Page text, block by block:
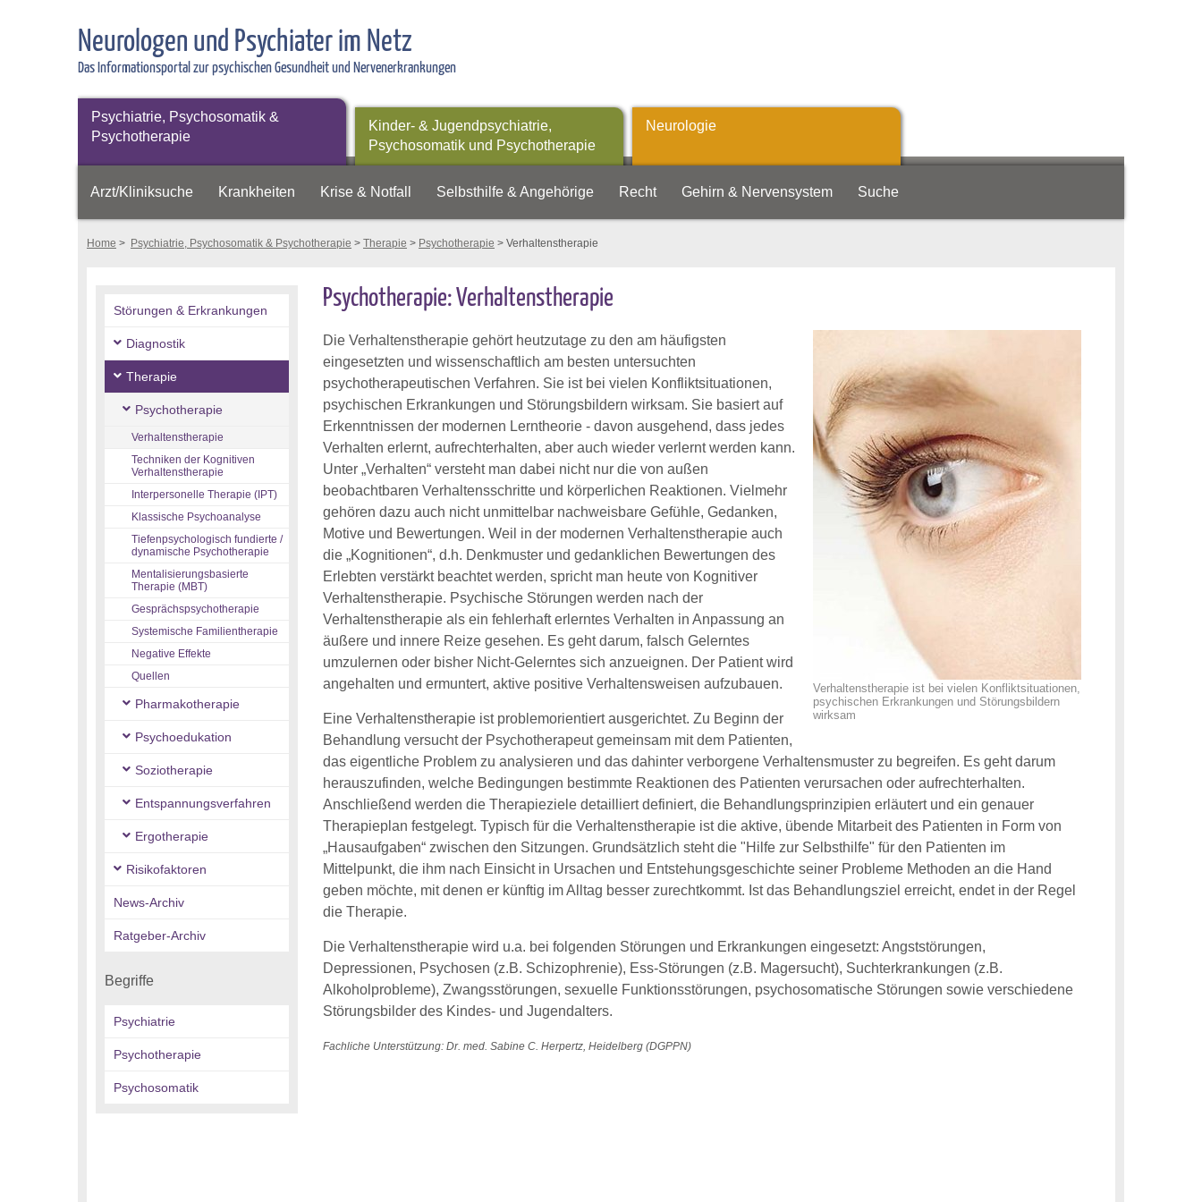
Neurologen und Psychiater im Netz
Das Informationsportal zur psychischen Gesundheit und Nervenerkrankungen
Psychiatrie, Psychosomatik &
Psychotherapie
Kinder- & Jugendpsychiatrie,
Psychosomatik und Psychotherapie
Neurologie
Arzt/Kliniksuche Krankheiten Krise & Notfall Selbsthilfe & Angehörige Recht Gehirn & Nervensystem Suche
Home > Psychiatrie, Psychosomatik & Psychotherapie > Therapie > Psychotherapie > Verhaltenstherapie
Störungen & Erkrankungen
Diagnostik
Therapie
Psychotherapie
Verhaltenstherapie
Techniken der Kognitiven
Verhaltenstherapie
Interpersonelle Therapie (IPT)
Klassische Psychoanalyse
Tiefenpsychologisch fundierte /
dynamische Psychotherapie
Mentalisierungsbasierte
Therapie (MBT)
Gesprächspsychotherapie
Systemische Familientherapie
Negative Effekte
Quellen
Pharmakotherapie
Psychoedukation
Soziotherapie
Entspannungsverfahren
Ergotherapie
Risikofaktoren
News-Archiv
Ratgeber-Archiv
Begriffe
Psychiatrie
Psychotherapie
Psychosomatik
Psychotherapie: Verhaltenstherapie
Verhaltenstherapie ist bei vielen Konfliktsituationen,
psychischen Erkrankungen und Störungsbildern
wirksam
Die Verhaltenstherapie gehört heutzutage zu den am häufigsten
eingesetzten und wissenschaftlich am besten untersuchten
psychotherapeutischen Verfahren. Sie ist bei vielen Konfliktsituationen,
psychischen Erkrankungen und Störungsbildern wirksam. Sie basiert auf
Erkenntnissen der modernen Lerntheorie - davon ausgehend, dass jedes
Verhalten erlernt, aufrechterhalten, aber auch wieder verlernt werden kann.
Unter „Verhalten“ versteht man dabei nicht nur die von außen
beobachtbaren Verhaltensschritte und körperlichen Reaktionen. Vielmehr
gehören dazu auch nicht unmittelbar nachweisbare Gefühle, Gedanken,
Motive und Bewertungen. Weil in der modernen Verhaltenstherapie auch
die „Kognitionen“, d.h. Denkmuster und gedanklichen Bewertungen des
Erlebten verstärkt beachtet werden, spricht man heute von Kognitiver
Verhaltenstherapie. Psychische Störungen werden nach der
Verhaltenstherapie als ein fehlerhaft erlerntes Verhalten in Anpassung an
äußere und innere Reize gesehen. Es geht darum, falsch Gelerntes
umzulernen oder bisher Nicht-Gelerntes sich anzueignen. Der Patient wird
angehalten und ermuntert, aktive positive Verhaltensweisen aufzubauen.
Eine Verhaltenstherapie ist problemorientiert ausgerichtet. Zu Beginn der
Behandlung versucht der Psychotherapeut gemeinsam mit dem Patienten,
das eigentliche Problem zu analysieren und das dahinter verborgene Verhaltensmuster zu begreifen. Es geht darum
herauszufinden, welche Bedingungen bestimmte Reaktionen des Patienten verursachen oder aufrechterhalten.
Anschließend werden die Therapieziele detailliert definiert, die Behandlungsprinzipien erläutert und ein genauer
Therapieplan festgelegt. Typisch für die Verhaltenstherapie ist die aktive, übende Mitarbeit des Patienten in Form von
„Hausaufgaben“ zwischen den Sitzungen. Grundsätzlich steht die "Hilfe zur Selbsthilfe" für den Patienten im
Mittelpunkt, die ihm nach Einsicht in Ursachen und Entstehungsgeschichte seiner Probleme Methoden an die Hand
geben möchte, mit denen er künftig im Alltag besser zurechtkommt. Ist das Behandlungsziel erreicht, endet in der Regel
die Therapie.
Die Verhaltenstherapie wird u.a. bei folgenden Störungen und Erkrankungen eingesetzt: Angststörungen,
Depressionen, Psychosen (z.B. Schizophrenie), Ess-Störungen (z.B. Magersucht), Suchterkrankungen (z.B.
Alkoholprobleme), Zwangsstörungen, sexuelle Funktionsstörungen, psychosomatische Störungen sowie verschiedene
Störungsbilder des Kindes- und Jugendalters.
Fachliche Unterstützung: Dr. med. Sabine C. Herpertz, Heidelberg (DGPPN)